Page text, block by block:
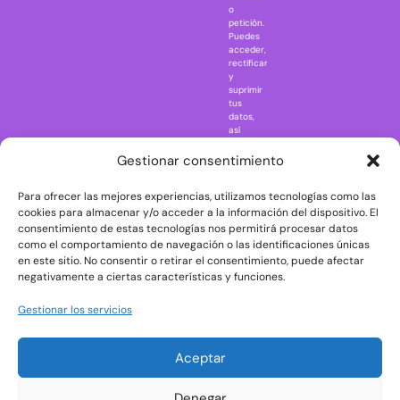
Gestionar consentimiento
Para ofrecer las mejores experiencias, utilizamos tecnologías como las
cookies para almacenar y/o acceder a la información del dispositivo. El
consentimiento de estas tecnologías nos permitirá procesar datos
como el comportamiento de navegación o las identificaciones únicas
en este sitio. No consentir o retirar el consentimiento, puede afectar
negativamente a ciertas características y funciones.
Gestionar los servicios
Aceptar
Rick and
The Big Bang
Theory
The Blues
Brothers
The
The Shining
o
petición.
Puedes
acceder,
rectificar
y
suprimir
tus
datos,
así
ejercer
consultando
la
información
adicional
y
detallada
sobre